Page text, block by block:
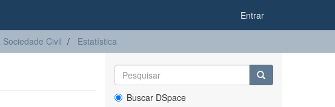
Entrar
Civil Estatística
Buscar DSpace